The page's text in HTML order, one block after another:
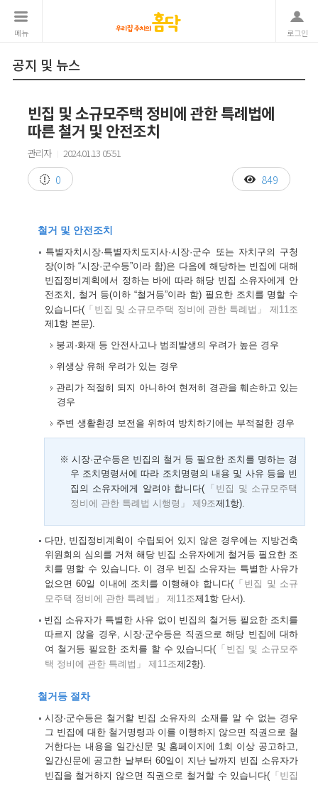
메뉴 로그인
공지 및 뉴스
빈집 및 소규모주택 정비에 관한 특례법에
따른 철거 및 안전조치
관리자 2024.01.13 05:51
0 849
철거 및 안전조치
특별자치시장·특별자치도지사·시장·군수 또는 자치구의 구청
장(이하 “시장·군수등”이라 함)은 다음에 해당하는 빈집에 대해
빈집정비계획에서 정하는 바에 따라 해당 빈집 소유자에게 안
전조치, 철거 등(이하 “철거등”이라 함) 필요한 조치를 명할 수
있습니다(「빈집 및 소규모주택 정비에 관한 특례법」 제11조
제1항 본문).
붕괴·화재 등 안전사고나 범죄발생의 우려가 높은 경우
위생상 유해 우려가 있는 경우
관리가 적절히 되지 아니하여 현저히 경관을 훼손하고 있는
경우
주변 생활환경 보전을 위하여 방치하기에는 부적절한 경우
※ 시장·군수등은 빈집의 철거 등 필요한 조치를 명하는 경
우 조치명령서에 따라 조치명령의 내용 및 사유 등을 빈
집의 소유자에게 알려야 합니다( 「빈집 및 소규모주택
정비에 관한 특례법 시행령」 제9조제1항).
다만, 빈집정비계획이 수립되어 있지 않은 경우에는 지방건축
위원회의 심의를 거쳐 해당 빈집 소유자에게 철거등 필요한 조
치를 명할 수 있습니다. 이 경우 빈집 소유자는 특별한 사유가
없으면 60일 이내에 조치를 이행해야 합니다(「빈집 및 소규
모주택 정비에 관한 특례법」 제11조제1항 단서).
빈집 소유자가 특별한 사유 없이 빈집의 철거등 필요한 조치를
따르지 않을 경우, 시장·군수등은 직권으로 해당 빈집에 대하
여 철거등 필요한 조치를 할 수 있습니다( 「빈집 및 소규모주
택 정비에 관한 특례법」 제11조제2항).
철거등 절차
시장·군수등은 철거할 빈집 소유자의 소재를 알 수 없는 경우
그 빈집에 대한 철거명령과 이를 이행하지 않으면 직권으로 철
거한다는 내용을 일간신문 및 홈페이지에 1회 이상 공고하고,
일간신문에 공고한 날부터 60일이 지난 날까지 빈집 소유자가
빈집을 철거하지 않으면 직권으로 철거할 수 있습니다( 「빈집